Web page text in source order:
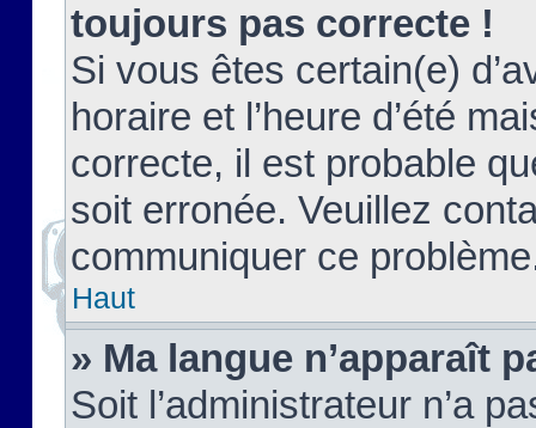
toujours pas correcte !
Si vous êtes certain(e)
horaire et l’heure d’été
correcte, il est probable
soit erronée. Veuillez
communiquer ce
Haut
» Ma langue n’apparaît
Soit l’administrateur n’a